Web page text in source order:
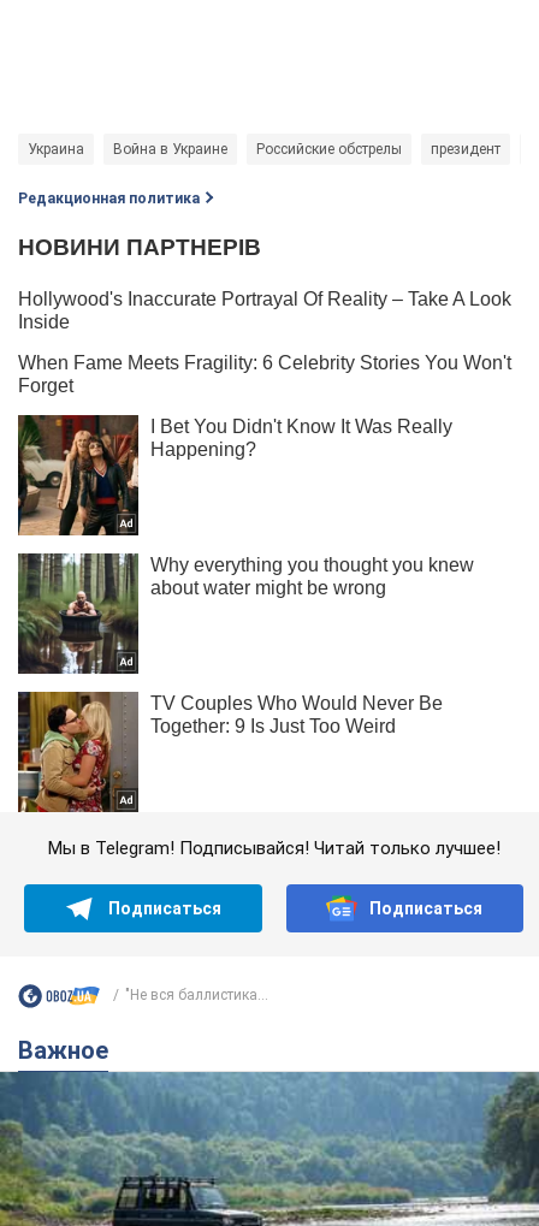
Украина Война в Украине Российские обстрелы президент
Редакционная политика
Мы в Telegram! Подписывайся! Читай только лучшее!
Подписаться Подписаться
"Не вся баллистика...
Важное